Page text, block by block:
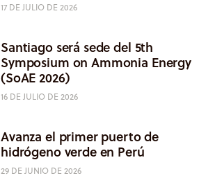
17 DE JULIO DE 2026
Santiago será sede del 5th
Symposium on Ammonia Energy
(SoAE 2026)
16 DE JULIO DE 2026
Avanza el primer puerto de
hidrógeno verde en Perú
29 DE JUNIO DE 2026